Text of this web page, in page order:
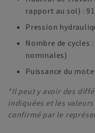
rapport au sol) :
Pression
Nombre de cycles
nominales)
Puissance du
*Il peut y avoir des
indiquées et les
confirmé par le